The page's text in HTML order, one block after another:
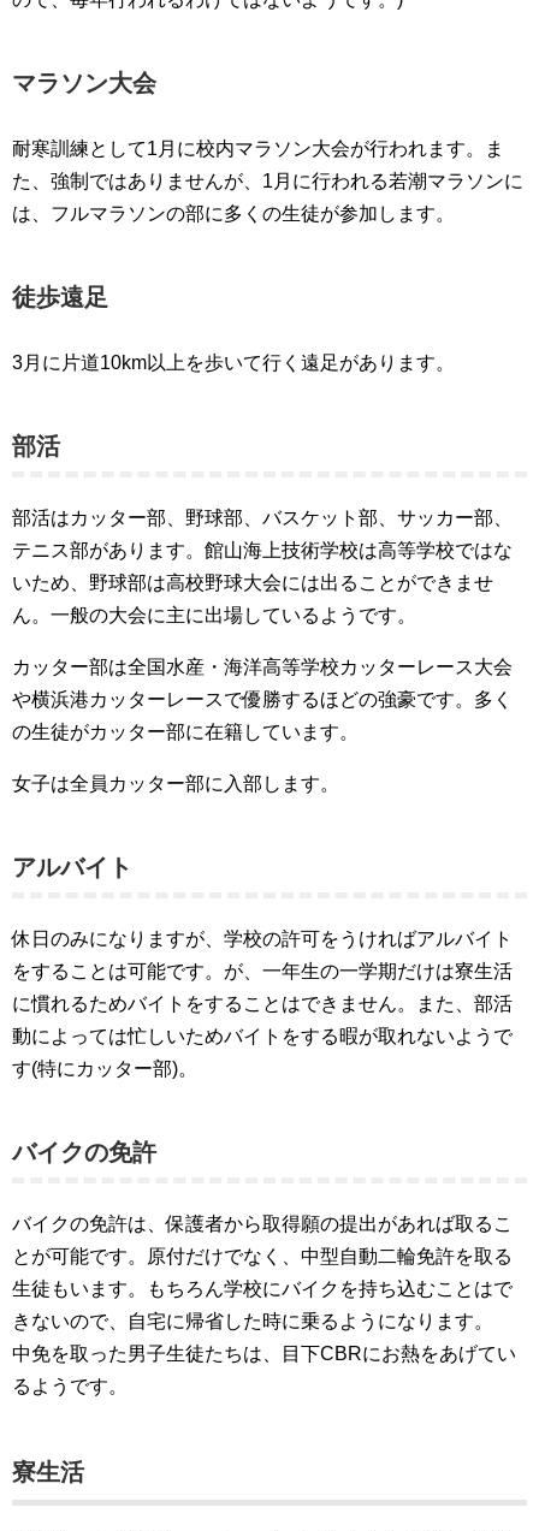
マラソン大会
耐寒訓練として1月に校内マラソン大会が行われます。ま
た、強制ではありませんが、1月に行われる若潮マラソンに
は、フルマラソンの部に多くの生徒が参加します。
徒歩遠足
3月に片道10km以上を歩いて行く遠足があります。
部活
部活はカッター部、野球部、バスケット部、サッカー部、
テニス部があります。館山海上技術学校は高等学校ではな
いため、野球部は高校野球大会には出ることができませ
ん。一般の大会に主に出場しているようです。
カッター部は全国水産・海洋高等学校カッターレース大会
や横浜港カッターレースで優勝するほどの強豪です。多く
の生徒がカッター部に在籍しています。
女子は全員カッター部に入部します。
アルバイト
休日のみになりますが、学校の許可をうければアルバイト
をすることは可能です。が、一年生の一学期だけは寮生活
に慣れるためバイトをすることはできません。また、部活
動によっては忙しいためバイトをする暇が取れないようで
す(特にカッター部)。
バイクの免許
バイクの免許は、保護者から取得願の提出があれば取るこ
とが可能です。原付だけでなく、中型自動二輪免許を取る
生徒もいます。もちろん学校にバイクを持ち込むことはで
きないので、自宅に帰省した時に乗るようになります。
中免を取った男子生徒たちは、目下CBRにお熱をあげてい
るようです。
寮生活